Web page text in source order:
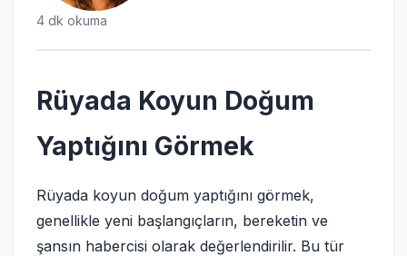
4 dk okuma
Rüyada Koyun Doğum
Yaptığını Görmek
Rüyada koyun doğum yaptığını görmek,
genellikle yeni başlangıçların, bereketin ve
şansın habercisi olarak değerlendirilir. Bu tür